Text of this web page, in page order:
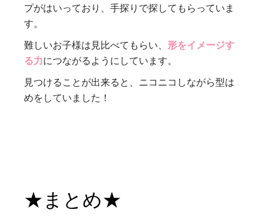
プがはいっており、手探りで探してもらっていま
す。
難しいお子様は見比べてもらい、 形をイメージす
る力につながるようにしています。
見つけることが出来ると、ニコニコしながら型は
めをしていました！
★まとめ★